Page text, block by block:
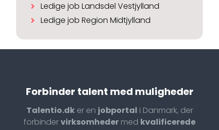
Ledige job Landsdel Vestjylland
Ledige job Region Midtjylland
Forbinder talent med muligheder
Talentio.dker en jobportal i Danmark, der
forbindervirksomheder med kvalificerede